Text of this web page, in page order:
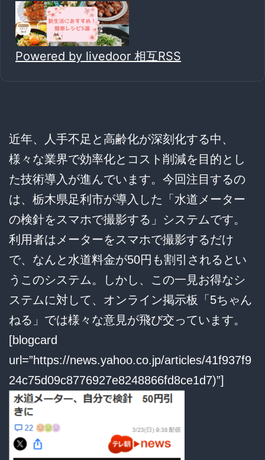
Powered by livedoor 相互RSS
近年、人手不足と高齢化が深刻化する中、
様々な業界で効率化とコスト削減を目的とし
た技術導入が進んでいます。今回注目するの
は、栃木県足利市が導入した「水道メーター
の検針をスマホで撮影する」システムです。
利用者はメーターをスマホで撮影するだけ
で、なんと水道料金が50円も割引されるとい
うこのシステム。しかし、この一見お得なシ
ステムに対して、オンライン掲示板「5ちゃん
ねる」では様々な意見が飛び交っています。
[blogcard
url=”https://news.yahoo.co.jp/articles/41f937f9
24c75d09c8776927e8248866fd8ce1d7)”]